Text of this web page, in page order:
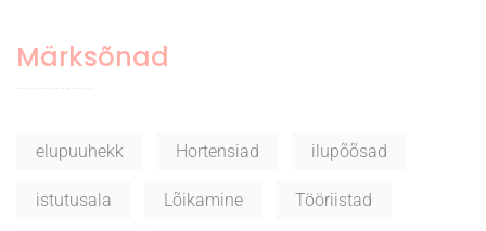
Märksõnad
elupuuhekk Hortensiad ilupõõsad
istutusala Lõikamine Tööriistad